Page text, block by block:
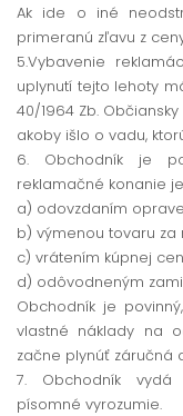
Ak ide o iné
primeranú zľavu z
5.Vybavenie
uplynutí tejto lehoty
40/1964 Zb.
akoby išlo o vadu,
6. Obchodník je
reklamačné konanie
a) odovzdaním
b) výmenou tovaru
c) vrátením kúpnej
d) odôvodneným
Obchodník je
vlastné náklady na
začne plynúť záručná
7. Obchodník vydá
písomné vyrozumie.